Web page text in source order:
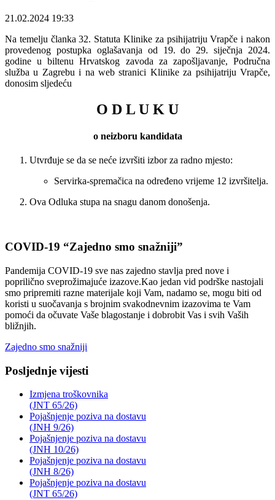
21.02.2024 19:33
Na temelju članka 32. Statuta Klinike za psihijatriju Vrapče i nakon
provedenog postupka oglašavanja od 19. do 29. siječnja 2024.
godine u biltenu Hrvatskog zavoda za zapošljavanje, Područna
služba u Zagrebu i na web stranici Klinike za psihijatriju Vrapče,
donosim sljedeću
O D L U K U
o neizboru kandidata
Utvrđuje se da se neće izvršiti izbor za radno mjesto:
Servirka-spremačica na određeno vrijeme 12 izvršitelja.
Ova Odluka stupa na snagu danom donošenja.
COVID-19 “Zajedno smo snažniji”
Pandemija COVID-19 sve nas zajedno stavlja pred nove i
poprilično sveprožimajuće izazove.Kao jedan vid podrške nastojali
smo pripremiti razne materijale koji Vam, nadamo se, mogu biti od
koristi u suočavanja s brojnim svakodnevnim izazovima te Vam
pomoći da očuvate Vaše blagostanje i dobrobit Vas i svih Vaših
bližnjih.
Zajedno smo snažniji
Posljednje vijesti
Izmjena troškovnika
(JNT 65/26)
Pojašnjenje poziva na dostavu
(JNH 9/26)
Pojašnjenje poziva na dostavu
(JNH 10/26)
Pojašnjenje poziva na dostavu
(JNH 8/26)
Pojašnjenje poziva na dostavu
(JNT 65/26)